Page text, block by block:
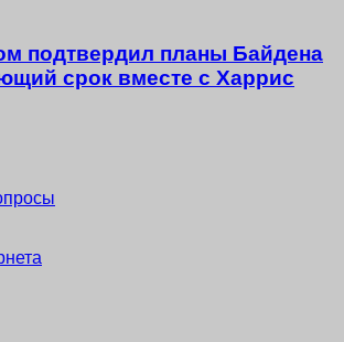
подтвердил планы Байдена
срок вместе с Харрис